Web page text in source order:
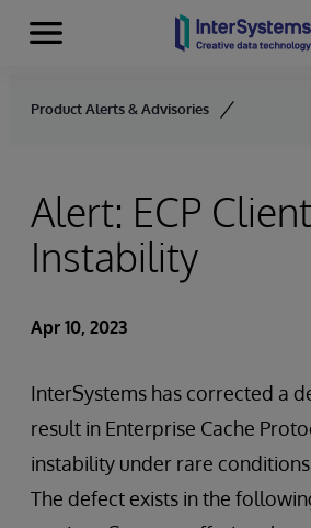
Skip to content
Menu
Product Alerts & Advisories
Alert: ECP Client
Instability
Apr 10, 2023
InterSystems has corrected a
result in Enterprise Cache
instability under rare conditions.
The defect exists in the